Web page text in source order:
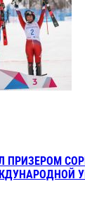
ПРИЗЕРОМ